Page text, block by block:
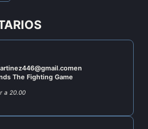
en
The Fighting Game
a 20.00